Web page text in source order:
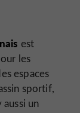
est
les
espaces
sportif,
un